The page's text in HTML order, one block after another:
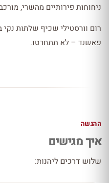
ניחוחות פירותיים מהשרי,
רום וורסטילי שכיף שלתות נקי
פאשנד – לא תתחרטו.
ההגשה
איך מגישים
שלוש דרכים ליהנות: